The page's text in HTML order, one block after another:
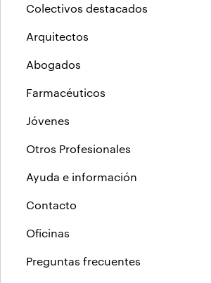
Colectivos destacados
Arquitectos
Abogados
Farmacéuticos
Jóvenes
Otros Profesionales
Ayuda e información
Contacto
Oficinas
Preguntas frecuentes